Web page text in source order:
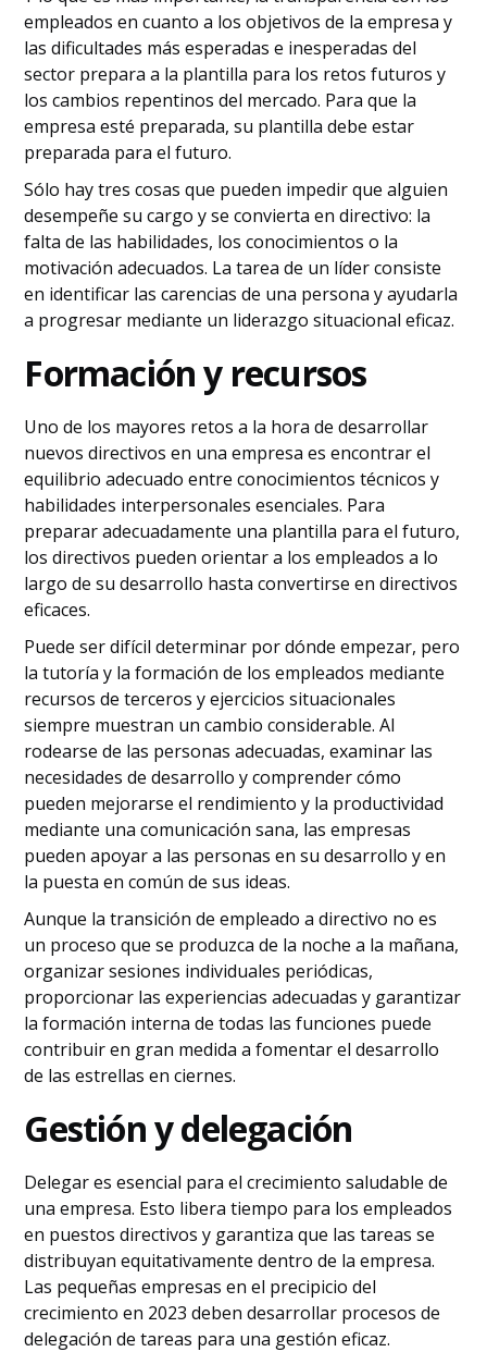
empleados en cuanto a los objetivos de la empresa y
las dificultades más esperadas e inesperadas del
sector prepara a la plantilla para los retos futuros y
los cambios repentinos del mercado. Para que la
empresa esté preparada, su plantilla debe estar
preparada para el futuro.
Sólo hay tres cosas que pueden impedir que alguien
desempeñe su cargo y se convierta en directivo: la
falta de las habilidades, los conocimientos o la
motivación adecuados. La tarea de un líder consiste
en identificar las carencias de una persona y ayudarla
a progresar mediante un liderazgo situacional eficaz.
Formación y recursos
Uno de los mayores retos a la hora de desarrollar
nuevos directivos en una empresa es encontrar el
equilibrio adecuado entre conocimientos técnicos y
habilidades interpersonales esenciales. Para
preparar adecuadamente una plantilla para el futuro,
los directivos pueden orientar a los empleados a lo
largo de su desarrollo hasta convertirse en directivos
eficaces.
Puede ser difícil determinar por dónde empezar, pero
la tutoría y la formación de los empleados mediante
recursos de terceros y ejercicios situacionales
siempre muestran un cambio considerable. Al
rodearse de las personas adecuadas, examinar las
necesidades de desarrollo y comprender cómo
pueden mejorarse el rendimiento y la productividad
mediante una comunicación sana, las empresas
pueden apoyar a las personas en su desarrollo y en
la puesta en común de sus ideas.
Aunque la transición de empleado a directivo no es
un proceso que se produzca de la noche a la mañana,
organizar sesiones individuales periódicas,
proporcionar las experiencias adecuadas y garantizar
la formación interna de todas las funciones puede
contribuir en gran medida a fomentar el desarrollo
de las estrellas en ciernes.
Gestión y delegación
Delegar es esencial para el crecimiento saludable de
una empresa. Esto libera tiempo para los empleados
en puestos directivos y garantiza que las tareas se
distribuyan equitativamente dentro de la empresa.
Las pequeñas empresas en el precipicio del
crecimiento en 2023 deben desarrollar procesos de
delegación de tareas para una gestión eficaz.